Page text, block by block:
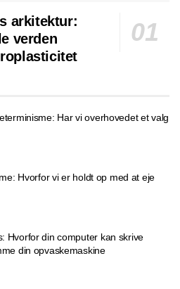
arkitektur:
verden
Har vi overhovedet et valg
Hvorfor vi er holdt op med at eje
Hvorfor din computer kan skrive
din opvaskemaskine